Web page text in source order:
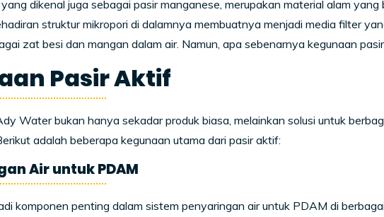
dikenal juga sebagai pasir manganese, merupakan material alam
struktur mikropori di dalamnya membuatnya menjadi media filter
zat besi dan mangan dalam air. Namun, apa sebenarnya kegunaan
Pasir Aktif
Water bukan hanya sekadar produk biasa, melainkan solusi untuk
adalah beberapa kegunaan utama dari pasir aktif:
Air untuk PDAM
komponen penting dalam sistem penyaringan air untuk PDAM di